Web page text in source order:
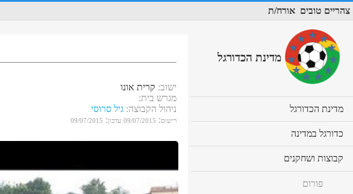
צהריים טובים אורח/ת
ישוב: קרית אונו
מגרש בית:
ניהול הקבוצה: גיל סרוסי
רישום:
09/07/2015 עדכון:
09/07/2015
מדינת הכדורגל
מדינת הכדורגל
to
כדורגל במדינה
to
קבוצות ושחקנים
to
פורום